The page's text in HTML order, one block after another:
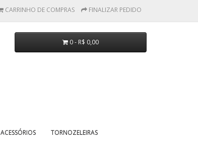
CARRINHO DE COMPRAS FINALIZAR PEDIDO
0 - R$ 0,00
ACESSÓRIOS TORNOZELEIRAS